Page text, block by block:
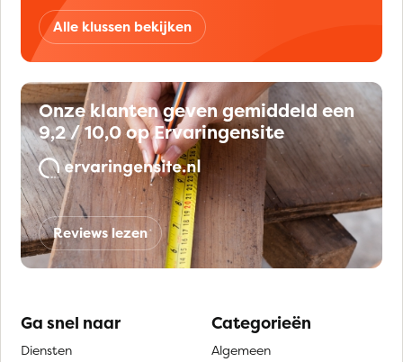
Alle klussen bekijken
Onze klanten geven gemiddeld een
9,2 / 10,0 op Ervaringensite
Reviews lezen
Ga snel naar
Diensten
Categorieën
Algemeen